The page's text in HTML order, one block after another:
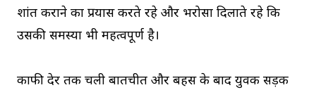
शांत कराने का प्रयास करते रहे और भरोसा दिलाते रहे कि
उसकी समस्या भी महत्वपूर्ण है।
काफी देर तक चली बातचीत और बहस के बाद युवक सड़क